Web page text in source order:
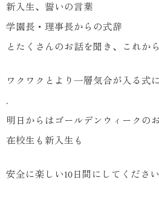
新入生、誓いの言葉
学園長・理事長からの式辞
とたくさんのお話を聞き、これか
ワクワクとより一層気合が入る式
.
明日からはゴールデンウィークの
在校生も新入生も
安全に楽しい10日間にしてください